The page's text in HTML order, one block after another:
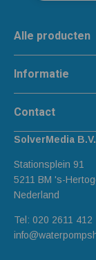
Alle producten
Informatie
Contact
SolverMedia B.V.
Stationsplein 91
5211 BM 's-
Nederland
Tel: 020 2611 412